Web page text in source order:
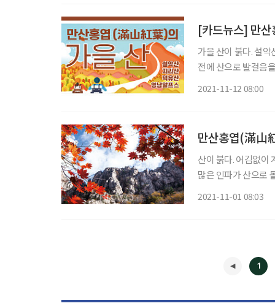
[카드뉴스] 만
가을 산이 붉다. 설
전에 산으로 발걸음
2021-11-12 08:00
만산홍엽(滿山
산이 붉다. 어김없이
많은 인파가 산으로
2021-11-01 08:03
1